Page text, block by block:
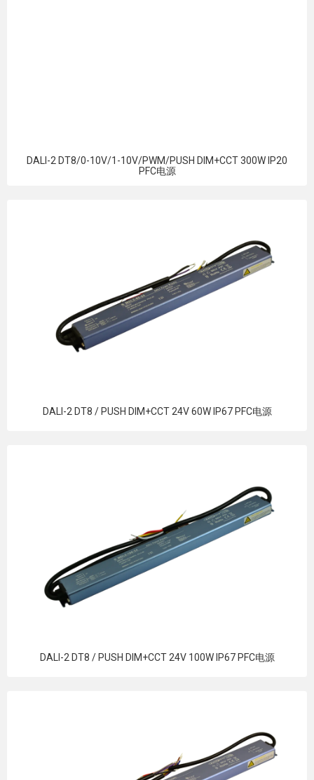
DALI-2 DT8/0-10V/1-10V/PWM/PUSH DIM+CCT 300W IP20
PFC电源
DALI-2 DT8 / PUSH DIM+CCT 24V 60W IP67 PFC电源
DALI-2 DT8 / PUSH DIM+CCT 24V 100W IP67 PFC电源